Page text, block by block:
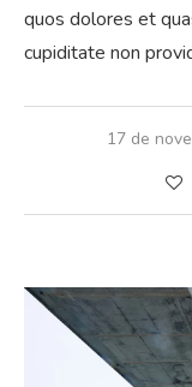
quos dolores et
cupiditate non
17 de